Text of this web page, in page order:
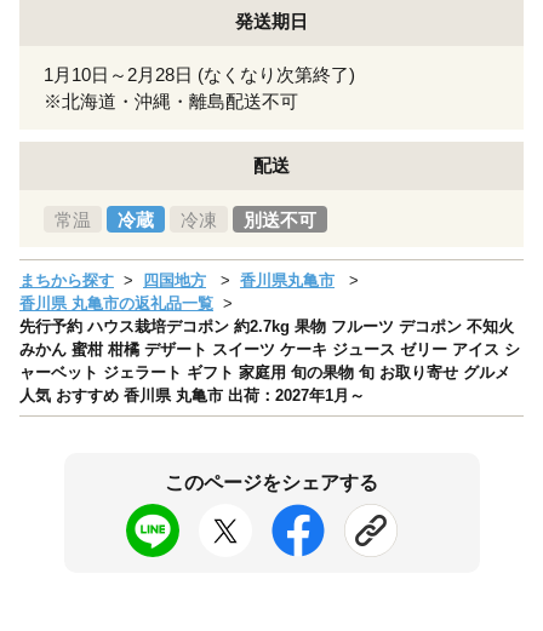
発送期日
1月10日～2月28日 (なくなり次第終了)
※北海道・沖縄・離島配送不可
配送
常温 冷蔵 冷凍 別送不可
まちから探す 四国地方
香川県丸亀市
香川県 丸亀市の返礼品一覧
先行予約 ハウス栽培デコポン 約2.7kg 果物 フルーツ デコポン 不知火
みかん 蜜柑 柑橘 デザート スイーツ ケーキ ジュース ゼリー アイス シ
ャーベット ジェラート ギフト 家庭用 旬の果物 旬 お取り寄せ グルメ
人気 おすすめ 香川県 丸亀市 出荷：2027年1月～
このページをシェアする